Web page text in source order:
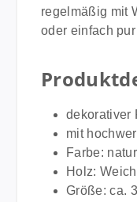
regelmäßig mit
oder einfach
dekorativer
mit
Farbe: natur
Holz:
Größe: ca.